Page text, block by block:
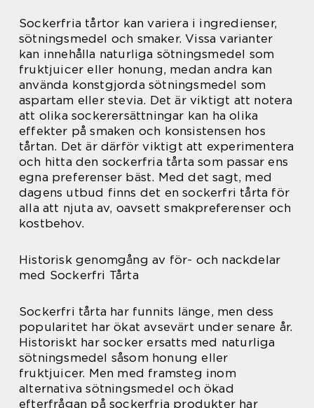
Sockerfria tårtor kan variera i ingredienser,
sötningsmedel och smaker. Vissa varianter
kan innehålla naturliga sötningsmedel som
fruktjuicer eller honung, medan andra kan
använda konstgjorda sötningsmedel som
aspartam eller stevia. Det är viktigt att notera
att olika sockerersättningar kan ha olika
effekter på smaken och konsistensen hos
tårtan. Det är därför viktigt att experimentera
och hitta den sockerfria tårta som passar ens
egna preferenser bäst. Med det sagt, med
dagens utbud finns det en sockerfri tårta för
alla att njuta av, oavsett smakpreferenser och
kostbehov.
Historisk genomgång av för- och nackdelar
med Sockerfri Tårta
Sockerfri tårta har funnits länge, men dess
popularitet har ökat avsevärt under senare år.
Historiskt har socker ersatts med naturliga
sötningsmedel såsom honung eller
fruktjuicer. Men med framsteg inom
alternativa sötningsmedel och ökad
efterfrågan på sockerfria produkter har